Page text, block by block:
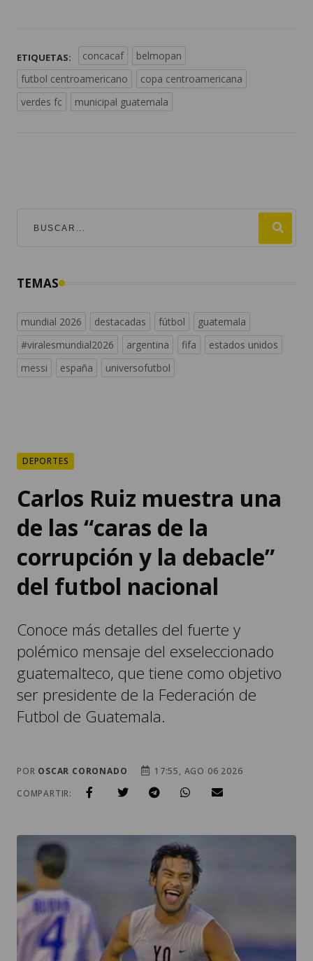
ETIQUETAS: concacaf
belmopan
futbol centroamericano
copa centroamericana
verdes fc
municipal guatemala
TEMAS
mundial 2026 destacadas fútbol
guatemala
#viralesmundial2026
argentina fifa
estados unidos
messi
españa universofutbol
DEPORTES
Carlos Ruiz muestra una
de las “caras de la
corrupción y la debacle”
del futbol nacional
Conoce más detalles del fuerte y
polémico mensaje del exseleccionado
guatemalteco, que tiene como objetivo
ser presidente de la Federación de
Futbol de Guatemala.
POR OSCAR CORONADO
17:55, AGO 06 2026
COMPARTIR: